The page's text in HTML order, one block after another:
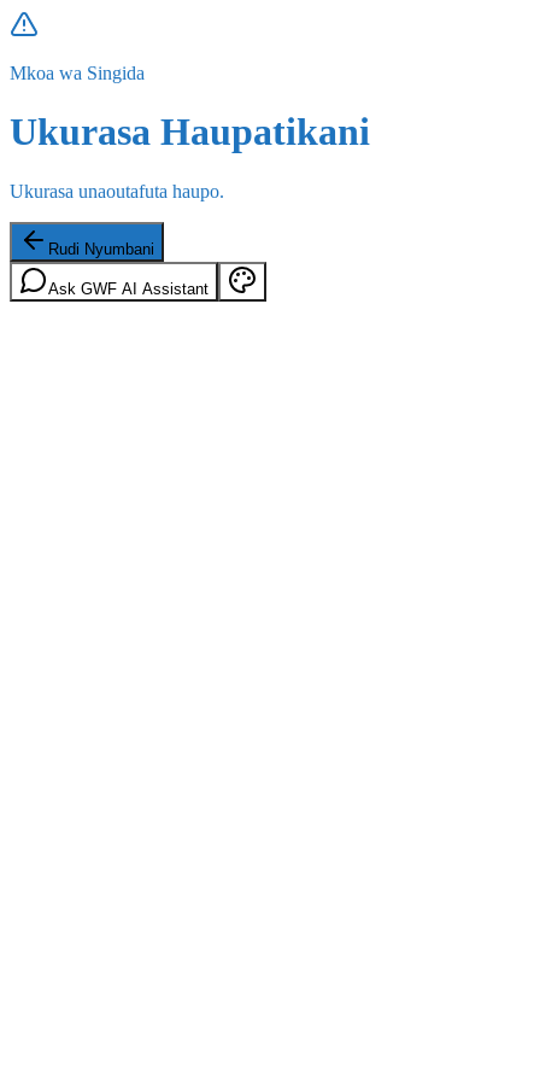
Mkoa wa Singida
Ukurasa Haupatikani
Ukurasa unaoutafuta haupo.
Rudi Nyumbani
Ask GWF AI Assistant